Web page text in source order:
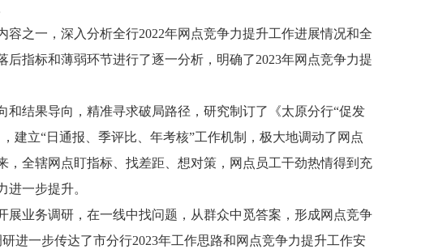
之一，深入分析全行2022年网点竞争力提升工作进展情况和全
指标和薄弱环节进行了逐一分析，明确了2023年网点竞争力提
结果导向，精准寻求破局路径，研究制订了《太原分行“促发
建立“日通报、季评比、年考核”工作机制，极大地调动了网点
全辖网点盯指标、找差距、想对策，网点员工干劲热情得到充
一步提升。
业务调研，在一线中找问题，从群众中觅答案，形成网点竞争
进一步传达了市分行2023年工作思路和网点竞争力提升工作安